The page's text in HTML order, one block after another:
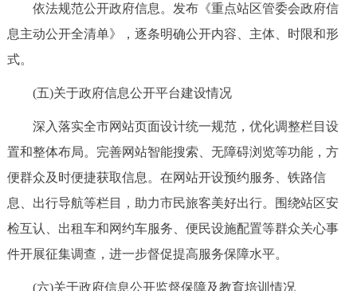
依法规范公开政府信息。发布《重点站区管委会政府信
息主动公开全清单》，逐条明确公开内容、主体、时限和形
式。
(五)关于政府信息公开平台建设情况
深入落实全市网站页面设计统一规范，优化调整栏目设
置和整体布局。完善网站智能搜索、无障碍浏览等功能，方
便群众及时便捷获取信息。在网站开设预约服务、铁路信
息、出行导航等栏目，助力市民旅客美好出行。围绕站区安
检互认、出租车和网约车服务、便民设施配置等群众关心事
件开展征集调查，进一步督促提高服务保障水平。
(六)关于政府信息公开监督保障及教育培训情况